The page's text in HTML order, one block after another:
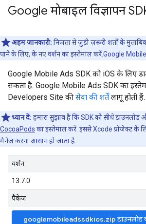
Google मोबाइल विज्ञापन
अहम जानकारी: निजता से जुड़ी ज़रूरी शर्तों के
पाने के लिए, के नए वर्शन का इस्तेमाल करें.Google
Google Mobile Ads SDK को iOS के लिए
सकता है. Google Mobile Ads SDK का
Developers Site कीसेवा की शर्तेंलागू होती हैं.
ध्यान दें: हमारा सुझाव है कि SDK को सीधे डाउनलोड
CocoaPods का इस्तेमाल करें. इससे Xcode प्रोजेक्ट के
मैनेज करना आसान हो जाता है.
वर्शन
13.7.0
पैकेज
googlemobileadssdkios.zip डाउनलोड